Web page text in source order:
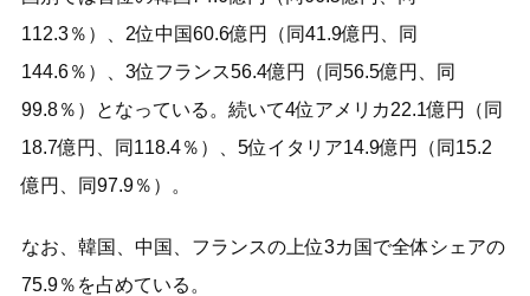
112.3％）、2位中国60.6億円（同41.9億円、同
144.6％）、3位フランス56.4億円（同56.5億円、同
99.8％）となっている。続いて4位アメリカ22.1億円（同
18.7億円、同118.4％）、5位イタリア14.9億円（同15.2
億円、同97.9％）。
なお、韓国、中国、フランスの上位3カ国で全体シェアの
75.9％を占めている。